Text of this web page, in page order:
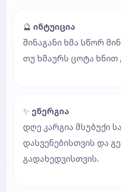
🔮 ინტუიცია
შინაგანი ხმა სწორ
თუ ხმაურს ცოტა ხნით
✨ ენერგია
დღე კარგია მსუბუქი
დასვენებისთვის და
გადახედვისთვის.